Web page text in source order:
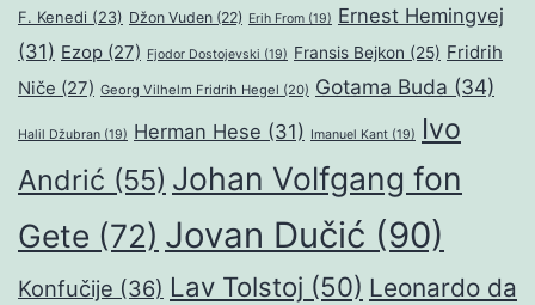
F. Kenedi (23) Džon Vuden (22) Erih From (19) Ernest Hemingvej
(31) Ezop (27) Fjodor Dostojevski (19) Fransis Bejkon (25) Fridrih
Niče (27) Georg Vilhelm Fridrih Hegel (20) Gotama Buda (34)
Halil Džubran (19) Herman Hese (31) Imanuel Kant (19)
Ivo
Andrić (55) Johan Volfgang fon
Gete (72) Jovan Dučić (90)
Konfučije (36) Lav Tolstoj (50) Leonardo da